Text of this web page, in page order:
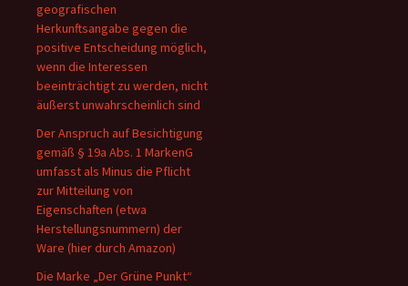
geografischen
Herkunftsangabe gegen die
positive Entscheidung möglich,
wenn die Interessen
beeinträchtigt zu werden, nicht
äußerst unwahrscheinlich sind
Der Anspruch auf Besichtigung
gemäß § 19a Abs. 1 MarkenG
umfasst als Minus die Pflicht
zur Mitteilung von
Eigenschaften (etwa
Herstellungsnummern) der
Ware (hier durch Amazon)
Die Marke „Der Grüne Punkt“